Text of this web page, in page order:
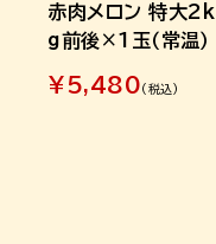
赤肉メロン 特大2k
g前後×1玉（常温）
¥ 5,480 (税込)